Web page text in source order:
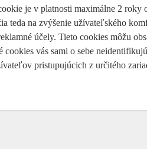
je v platnosti maximálne 2 roky
teda na zvýšenie užívateľského
účely. Tieto cookies môžu
cookies vás sami o sebe
pristupujúcich z určitého